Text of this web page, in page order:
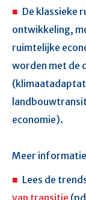
De klassieke
ontwikkeling,
ruimtelijke
worden met de
economie).
Meer
Lees de
van transitie